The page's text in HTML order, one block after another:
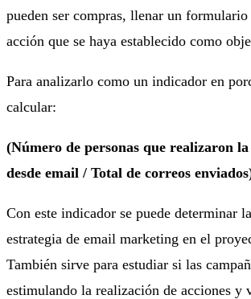
pueden ser compras, llenar un
acción que se haya establecido como
Para analizarlo como un indicador en
calcular:
(Número de personas que realizaron
desde email / Total de correos
Con este indicador se puede determinar
estrategia de email marketing en el
También sirve para estudiar si las
estimulando la realización de acciones y